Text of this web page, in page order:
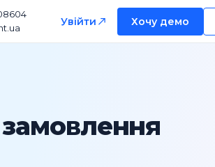
Увійти Хочу демо